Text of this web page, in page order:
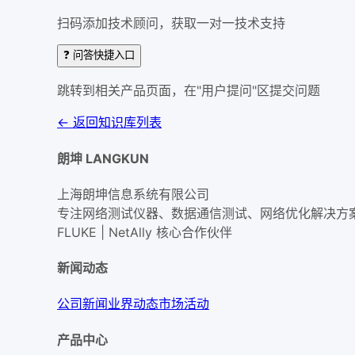
扫码添加技术顾问，获取一对一技术支持
❓ 问答快捷入口
跳转到相关产品页面，在"用户提问"区提交问题
← 返回知识库列表
朗坤 LANGKUN
上海朗坤信息系统有限公司
专注网络测试仪器、数据通信测试、网络优化解决方
FLUKE | NetAlly 核心合作伙伴
新闻动态
公司新闻业界动态市场活动
产品中心